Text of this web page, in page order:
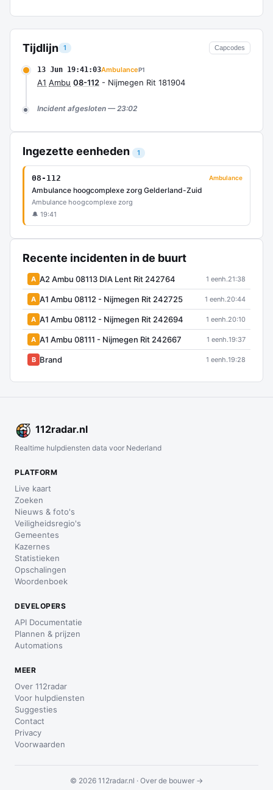
Tijdlijn 1 Capcodes
13 Jun 19:41:03AmbulanceP1
A1 Ambu 08-112 - Nijmegen Rit 181904
Incident afgesloten — 23:02
Ingezette eenheden 1
08-112 Ambulance
Ambulance hoogcomplexe zorg Gelderland-Zuid
Ambulance hoogcomplexe zorg
🔔 19:41
Recente incidenten in de buurt
A A2 Ambu 08113 DIA Lent Rit 242764 1 eenh.21:38
A A1 Ambu 08112 - Nijmegen Rit 242725 1 eenh.20:44
A A1 Ambu 08112 - Nijmegen Rit 242694 1 eenh.20:10
A A1 Ambu 08111 - Nijmegen Rit 242667 1 eenh.19:37
B Brand 1 eenh.19:28
112radar.nl
Realtime hulpdiensten data voor Nederland
PLATFORM
Live kaart
Zoeken
Nieuws & foto's
Veiligheidsregio's
Gemeentes
Kazernes
Statistieken
Opschalingen
Woordenboek
DEVELOPERS
API Documentatie
Plannen & prijzen
Automations
MEER
Over 112radar
Voor hulpdiensten
Suggesties
Contact
Privacy
Voorwaarden
© 2026 112radar.nl · Over de bouwer →